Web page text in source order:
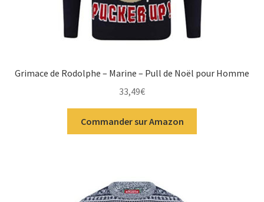
Grimace de Rodolphe – Marine – Pull de Noël pour Homme
33,49€
Commander sur Amazon